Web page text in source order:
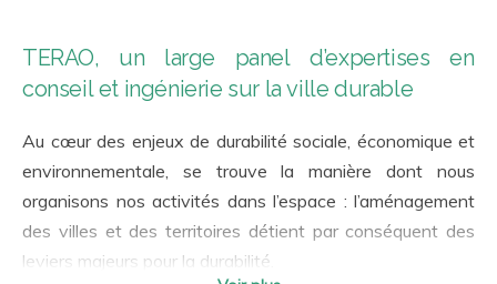
TERAO, un large panel d’expertises en
conseil et ingénierie sur la ville durable
Au cœur des enjeux de durabilité sociale, économique et
environnementale, se trouve la manière dont nous
organisons nos activités dans l’espace : l’aménagement
des villes et des territoires détient par conséquent des
leviers majeurs pour la durabilité.